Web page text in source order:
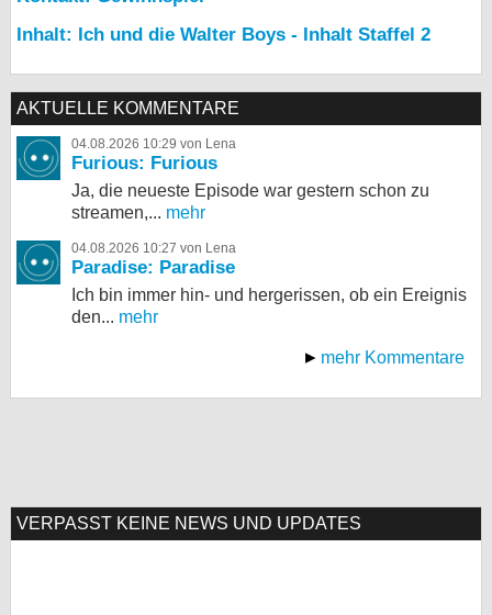
Inhalt: Ich und die Walter Boys - Inhalt Staffel 2
AKTUELLE KOMMENTARE
04.08.2026 10:29 von Lena
Furious: Furious
Ja, die neueste Episode war gestern schon zu
streamen,... mehr
04.08.2026 10:27 von Lena
Paradise: Paradise
Ich bin immer hin- und hergerissen, ob ein Ereignis
den... mehr
mehr Kommentare
VERPASST KEINE NEWS UND UPDATES